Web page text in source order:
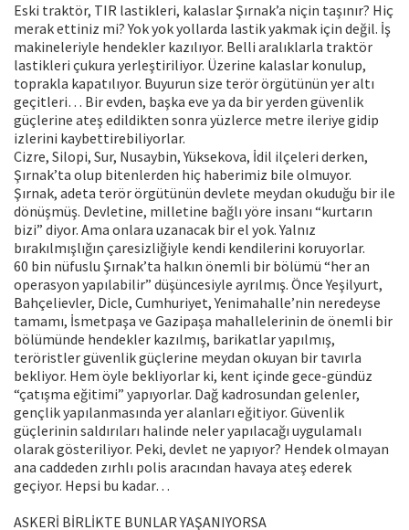
Eski traktör, TIR lastikleri, kalaslar Şırnak’a niçin taşınır? Hiç
merak ettiniz mi? Yok yok yollarda lastik yakmak için değil. İş
makineleriyle hendekler kazılıyor. Belli aralıklarla traktör
lastikleri çukura yerleştiriliyor. Üzerine kalaslar konulup,
toprakla kapatılıyor. Buyurun size terör örgütünün yer altı
geçitleri… Bir evden, başka eve ya da bir yerden güvenlik
güçlerine ateş edildikten sonra yüzlerce metre ileriye gidip
izlerini kaybettirebiliyorlar.
Cizre, Silopi, Sur, Nusaybin, Yüksekova, İdil ilçeleri derken,
Şırnak’ta olup bitenlerden hiç haberimiz bile olmuyor.
Şırnak, adeta terör örgütünün devlete meydan okuduğu bir ile
dönüşmüş. Devletine, milletine bağlı yöre insanı “kurtarın
bizi” diyor. Ama onlara uzanacak bir el yok. Yalnız
bırakılmışlığın çaresizliğiyle kendi kendilerini koruyorlar.
60 bin nüfuslu Şırnak’ta halkın önemli bir bölümü “her an
operasyon yapılabilir” düşüncesiyle ayrılmış. Önce Yeşilyurt,
Bahçelievler, Dicle, Cumhuriyet, Yenimahalle’nin neredeyse
tamamı, İsmetpaşa ve Gazipaşa mahallelerinin de önemli bir
bölümünde hendekler kazılmış, barikatlar yapılmış,
teröristler güvenlik güçlerine meydan okuyan bir tavırla
bekliyor. Hem öyle bekliyorlar ki, kent içinde gece-gündüz
“çatışma eğitimi” yapıyorlar. Dağ kadrosundan gelenler,
gençlik yapılanmasında yer alanları eğitiyor. Güvenlik
güçlerinin saldırıları halinde neler yapılacağı uygulamalı
olarak gösteriliyor. Peki, devlet ne yapıyor? Hendek olmayan
ana caddeden zırhlı polis aracından havaya ateş ederek
geçiyor. Hepsi bu kadar…
ASKERİ BİRLİKTE BUNLAR YAŞANIYORSA